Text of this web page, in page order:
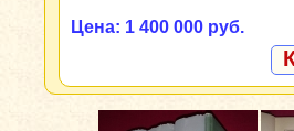
Цена: 1 400 000 руб.